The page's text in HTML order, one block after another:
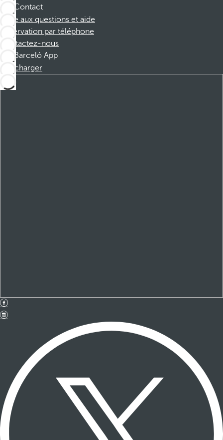
Contact
Foire aux questions et aide
Réservation par téléphone
Contactez-nous
Barceló App
Télécharger